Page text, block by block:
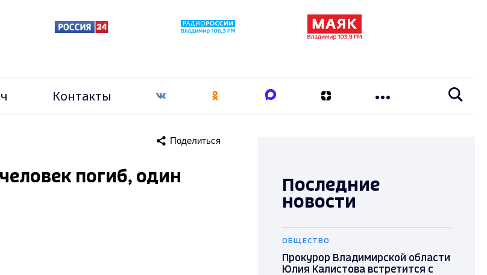
Контакты
Поделиться
погиб, один
Последние
новости
ОБЩЕСТВО
Прокурор Владимирской области
Юлия Калистова встретится с